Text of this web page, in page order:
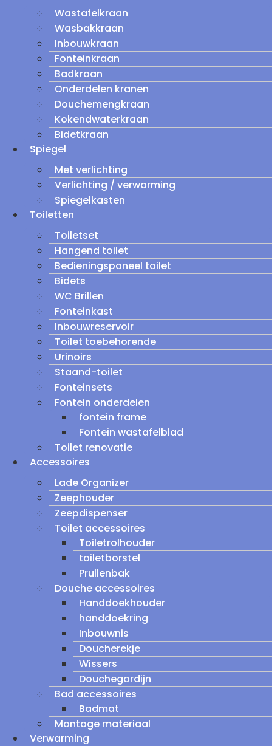
Wastafelkraan
Wasbakkraan
Inbouwkraan
Fonteinkraan
Badkraan
Onderdelen kranen
Douchemengkraan
Kokendwaterkraan
Bidetkraan
Spiegel
Met verlichting
Verlichting / verwarming
Spiegelkasten
Toiletten
Toiletset
Hangend toilet
Bedieningspaneel toilet
Bidets
WC Brillen
Fonteinkast
Inbouwreservoir
Toilet toebehorende
Urinoirs
Staand-toilet
Fonteinsets
Fontein onderdelen
fontein frame
Fontein wastafelblad
Toilet renovatie
Accessoires
Lade Organizer
Zeephouder
Zeepdispenser
Toilet accessoires
Toiletrolhouder
toiletborstel
Prullenbak
Douche accessoires
Handdoekhouder
handdoekring
Inbouwnis
Doucherekje
Wissers
Douchegordijn
Bad accessoires
Badmat
Montage materiaal
Verwarming